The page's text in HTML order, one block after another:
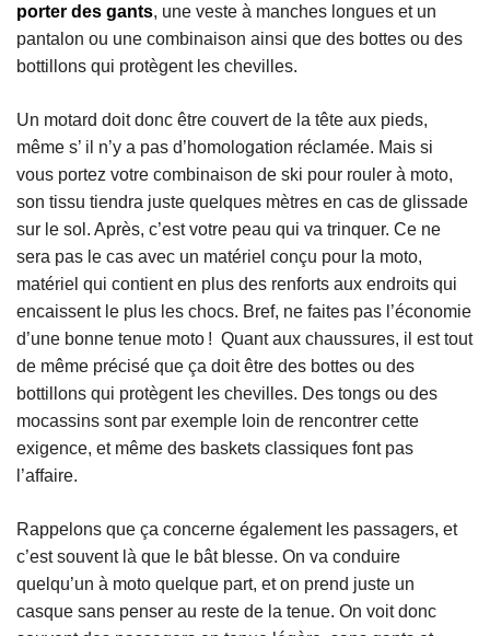
porter des gants, une veste à manches longues et un
pantalon ou une combinaison ainsi que des bottes ou des
bottillons qui protègent les chevilles.
Un motard doit donc être couvert de la tête aux pieds,
même s’ il n’y a pas d’homologation réclamée. Mais si
vous portez votre combinaison de ski pour rouler à moto,
son tissu tiendra juste quelques mètres en cas de glissade
sur le sol. Après, c’est votre peau qui va trinquer. Ce ne
sera pas le cas avec un matériel conçu pour la moto,
matériel qui contient en plus des renforts aux endroits qui
encaissent le plus les chocs. Bref, ne faites pas l’économie
d’une bonne tenue moto ! Quant aux chaussures, il est tout
de même précisé que ça doit être des bottes ou des
bottillons qui protègent les chevilles. Des tongs ou des
mocassins sont par exemple loin de rencontrer cette
exigence, et même des baskets classiques font pas
l’affaire.
Rappelons que ça concerne également les passagers, et
c’est souvent là que le bât blesse. On va conduire
quelqu’un à moto quelque part, et on prend juste un
casque sans penser au reste de la tenue. On voit donc